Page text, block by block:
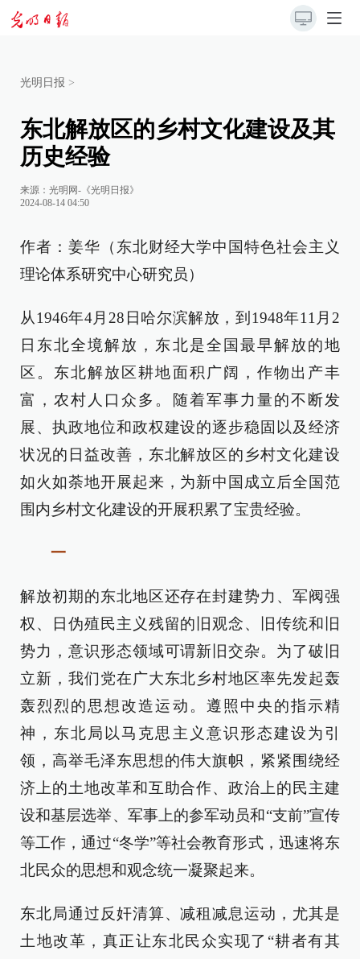
光明日报 >
东北解放区的乡村文化建设及其
历史经验
来源： 光明网-《光明日报》
2024-08-14 04:50
作者：姜华（东北财经大学中国特色社会主义
理论体系研究中心研究员）
从1946年4月28日哈尔滨解放，到1948年11月2
日东北全境解放，东北是全国最早解放的地
区。东北解放区耕地面积广阔，作物出产丰
富，农村人口众多。随着军事力量的不断发
展、执政地位和政权建设的逐步稳固以及经济
状况的日益改善，东北解放区的乡村文化建设
如火如荼地开展起来，为新中国成立后全国范
围内乡村文化建设的开展积累了宝贵经验。
一
解放初期的东北地区还存在封建势力、军阀强
权、日伪殖民主义残留的旧观念、旧传统和旧
势力，意识形态领域可谓新旧交杂。为了破旧
立新，我们党在广大东北乡村地区率先发起轰
轰烈烈的思想改造运动。遵照中央的指示精
神，东北局以马克思主义意识形态建设为引
领，高举毛泽东思想的伟大旗帜，紧紧围绕经
济上的土地改革和互助合作、政治上的民主建
设和基层选举、军事上的参军动员和“支前”宣传
等工作，通过“冬学”等社会教育形式，迅速将东
北民众的思想和观念统一凝聚起来。
东北局通过反奸清算、减租减息运动，尤其是
土地改革，真正让东北民众实现了“耕者有其